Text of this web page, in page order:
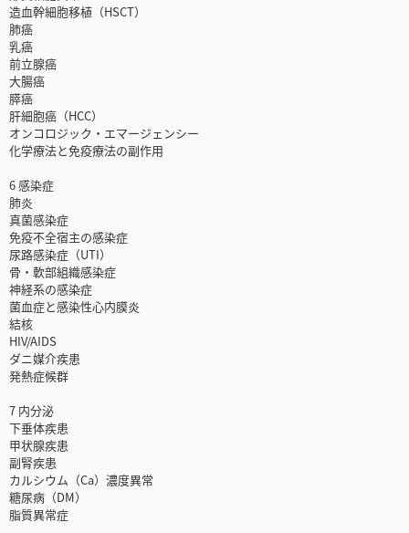
造血幹細胞移植（HSCT）
肺癌
乳癌
前立腺癌
大腸癌
膵癌
肝細胞癌（HCC）
オンコロジック・エマージェンシー
化学療法と免疫療法の副作用
6 感染症
肺炎
真菌感染症
免疫不全宿主の感染症
尿路感染症（UTI）
骨・軟部組織感染症
神経系の感染症
菌血症と感染性心内膜炎
結核
HIV/AIDS
ダニ媒介疾患
発熱症候群
7 内分泌
下垂体疾患
甲状腺疾患
副腎疾患
カルシウム（Ca）濃度異常
糖尿病（DM）
脂質異常症